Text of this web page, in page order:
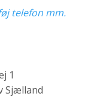
telefon mm.
1
Sjælland